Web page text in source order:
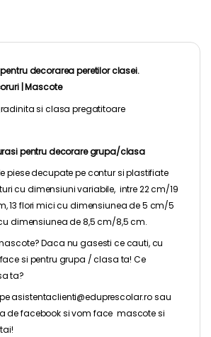
decorarea peretilor clasei.
| Mascote
si clasa pregatitoare
pentru decorare grupa/clasa
piese decupate pe contur si plastifiate
cu dimensiuni variabile, intre 22 cm/19
13 flori mici cu dimensiunea de 5 cm/5
dimensiunea de 8,5 cm/8,5 cm.
Daca nu gasesti ce cauti, cu
si pentru grupa / clasa ta! Ce
ta?
asistentaclienti@eduprescolar.ro sau
defacebooksi vom face mascote si